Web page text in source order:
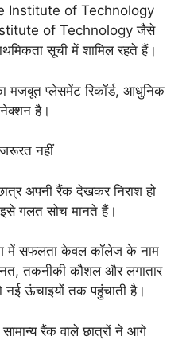
Institute of Technology
of Technology जैसे
सूची में शामिल रहते हैं।
मजबूत प्लेसमेंट रिकॉर्ड, आधुनिक
है।
नहीं
अपनी रैंक देखकर निराश हो
इसे गलत सोच मानते हैं।
में सफलता केवल कॉलेज के नाम
तकनीकी कौशल और लगातार
नई ऊंचाइयों तक पहुंचाती है।
रैंक वाले छात्रों ने आगे